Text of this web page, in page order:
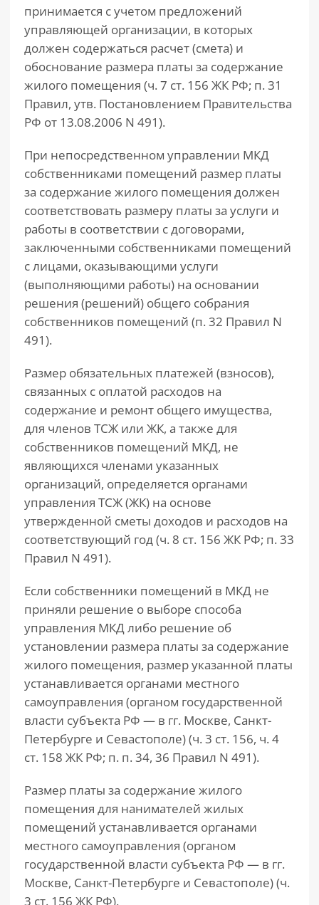
принимается с учетом предложений
управляющей организации, в которых
должен содержаться расчет (смета) и
обоснование размера платы за содержание
жилого помещения (ч. 7 ст. 156 ЖК РФ; п. 31
Правил, утв. Постановлением Правительства
РФ от 13.08.2006 N 491).
При непосредственном управлении МКД
собственниками помещений размер платы
за содержание жилого помещения должен
соответствовать размеру платы за услуги и
работы в соответствии с договорами,
заключенными собственниками помещений
с лицами, оказывающими услуги
(выполняющими работы) на основании
решения (решений) общего собрания
собственников помещений (п. 32 Правил N
491).
Размер обязательных платежей (взносов),
связанных с оплатой расходов на
содержание и ремонт общего имущества,
для членов ТСЖ или ЖК, а также для
собственников помещений МКД, не
являющихся членами указанных
организаций, определяется органами
управления ТСЖ (ЖК) на основе
утвержденной сметы доходов и расходов на
соответствующий год (ч. 8 ст. 156 ЖК РФ; п. 33
Правил N 491).
Если собственники помещений в МКД не
приняли решение о выборе способа
управления МКД либо решение об
установлении размера платы за содержание
жилого помещения, размер указанной платы
устанавливается органами местного
самоуправления (органом государственной
власти субъекта РФ — в гг. Москве, Санкт-
Петербурге и Севастополе) (ч. 3 ст. 156, ч. 4
ст. 158 ЖК РФ; п. п. 34, 36 Правил N 491).
Размер платы за содержание жилого
помещения для нанимателей жилых
помещений устанавливается органами
местного самоуправления (органом
государственной власти субъекта РФ — в гг.
Москве, Санкт-Петербурге и Севастополе) (ч.
3 ст. 156 ЖК РФ).